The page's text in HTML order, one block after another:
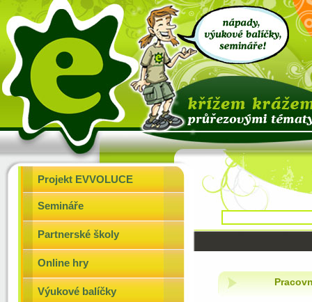
Projekt EVVOLUCE
Semináře
Partnerské školy
Online hry
Výukové balíčky